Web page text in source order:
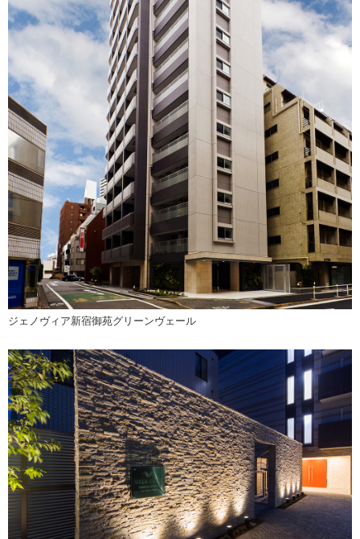
ジェノヴィア新宿御苑グリーンヴェール